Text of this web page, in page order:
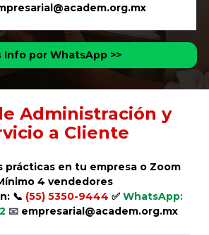
Info por WhatsApp >>
Administración y
a Cliente
prácticas en tu empresa o Zoom
4 vendedores
📞 (55) 5350-9444 ✅ WhatsApp:
📧 empresarial@academ.org.mx